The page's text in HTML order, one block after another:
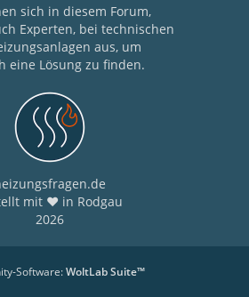
sich in diesem Forum,
Experten, bei technischen
aus, um
eine Lösung zu finden.
mit ❤ in Rodgau
2026
Software:WoltLab Suite™